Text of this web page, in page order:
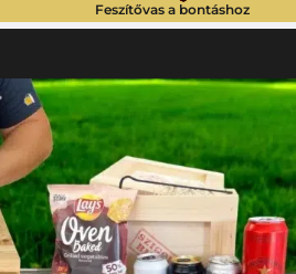
Feszítővas a bontáshoz